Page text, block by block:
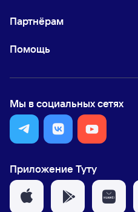
Партнёрам
Помощь
Мы в социальных сетях
Приложение Туту